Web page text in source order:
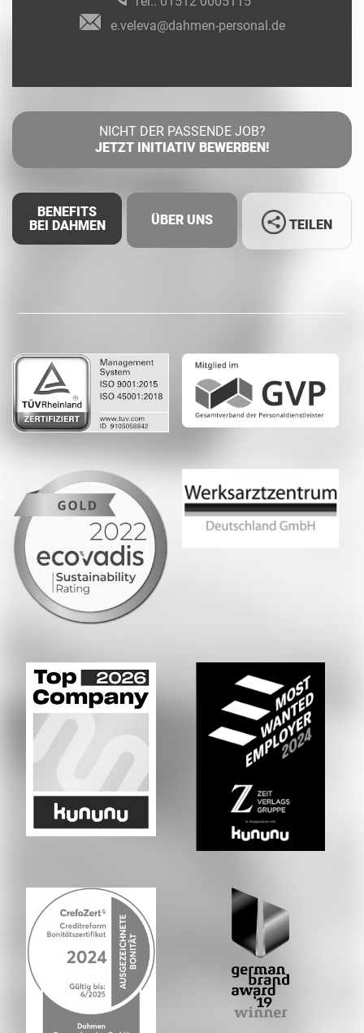
e.veleva@dahmen-personal.de
NICHT DER PASSENDE JOB?
JETZT INITIATIV BEWERBEN!
BENEFITS
BEI DAHMEN
ÜBER UNS TEILEN